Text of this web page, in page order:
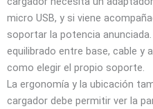
micro USB, y si viene
soportar la potencia
equilibrado entre base, cable y
como elegir el propio soporte.
La ergonomía y la ubicación
cargador debe permitir ver la